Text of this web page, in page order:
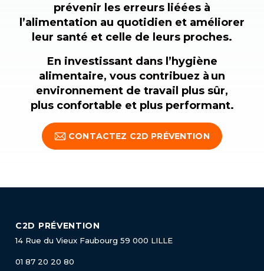
prévenir les erreurs liéées à
l’alimentation au quotidien et améliorer
leur santé et celle de leurs proches.
En investissant dans l’hygiène
alimentaire, vous contribuez à un
environnement de travail plus sûr,
plus confortable et plus performant.
CONTACTEZ C2D PRÉVENTION
C2D PRÉVENTION
14 Rue du Vieux Faubourg 59 000 LILLE
01 87 20 20 80